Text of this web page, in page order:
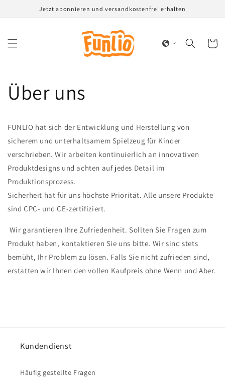
Inhalt
Jetzt abonnieren und versandkostenfrei erhalten
Über uns
FUNLIO hat sich der Entwicklung und Herstellung von
sicherem und unterhaltsamem Spielzeug für Kinder
verschrieben. Wir arbeiten kontinuierlich an innovativen
Produktdesigns und achten auf jedes Detail im
Produktionsprozess.
Sicherheit hat für uns höchste Priorität. Alle unsere Produkte
sind CPC- und CE-zertifiziert.
Wir garantieren Ihre Zufriedenheit. Sollten Sie Fragen zum
Produkt haben, kontaktieren Sie uns bitte. Wir sind stets
bemüht, Ihr Problem zu lösen. Falls Sie nicht zufrieden sind,
erstatten wir Ihnen den vollen Kaufpreis ohne Wenn und Aber.
Kundendienst
Häufig gestellte Fragen